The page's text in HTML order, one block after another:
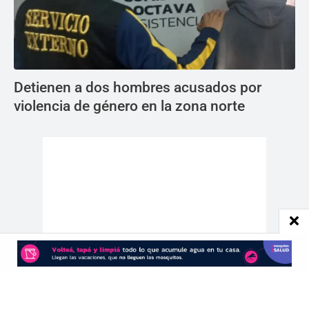
Detienen a dos hombres acusados por
violencia de género en la zona norte